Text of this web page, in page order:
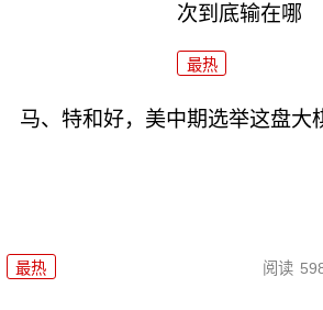
次到底输在哪
最热
马、特和好，美中期选举这盘大
最热 阅读